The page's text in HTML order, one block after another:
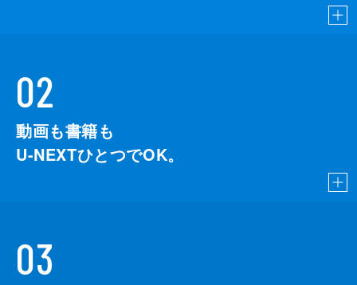
02
動画も書籍も
U-NEXTひとつでOK。
03